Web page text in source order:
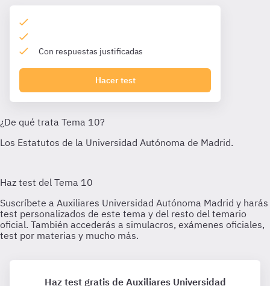
Con respuestas justificadas
Hacer test
Haz test gratis de Auxiliares Universidad